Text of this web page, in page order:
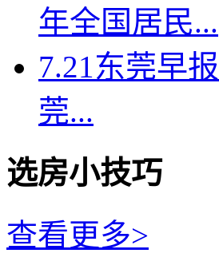
年全国居民...
7.21东莞早
莞...
选房小技巧
查看更多>